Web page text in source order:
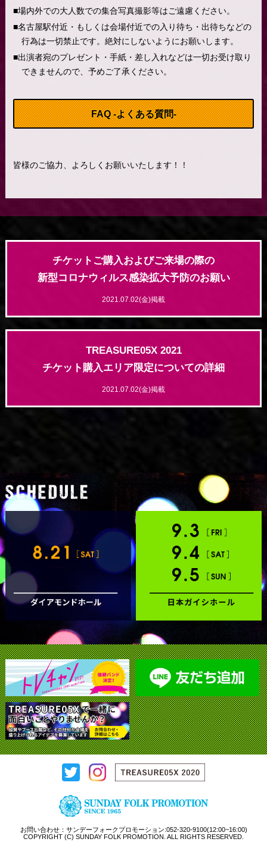
場内外での大人数での集合写真撮影等はご遠慮ください。
名古屋駅付近・もしくは会場付近での入り待ち・出待ちなどの
行為は一切禁止です。絶対にしないようにお願いします。
出演者宛のプレゼント・手紙・差し入れなどは一切お受け取り
できませんので、予めご了承ください。
FAQ -よくある質問-
皆様のご協力、よろしくお願いいたします！！
チケットご購⼊およびご来場の際の
新型コロナウィルス感染拡⼤予防のお願い
2021.07.02(金)掲載
TREASURE05X 2021
チケット購入エリア限定についての詳細
2021.07.02(金)掲載
お問い合わせ：サンデーフォークプロモーション:052-320-9100(12:00~16:00)
COPYRIGHT (C) SUNDAY FOLK PROMOTION. ALL RIGHTS RESERVED.